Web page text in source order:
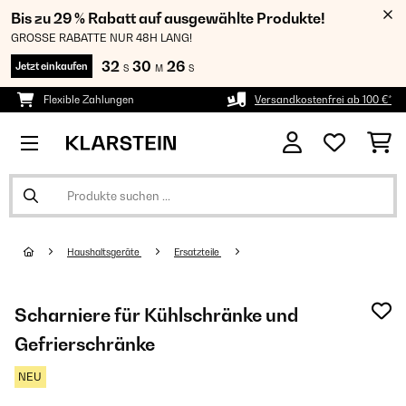
Bis zu 29 % Rabatt auf ausgewählte Produkte!
GROSSE RABATTE NUR 48H LANG!
Jetzt einkaufen 32 S 30 M 25 S
Flexible Zahlungen Versandkostenfrei ab 100 €*
Haushaltsgeräte Ersatzteile
Scharniere für Kühlschränke und
Gefrierschränke
NEU